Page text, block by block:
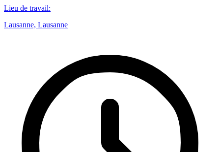
Lieu de travail:
Lausanne, Lausanne